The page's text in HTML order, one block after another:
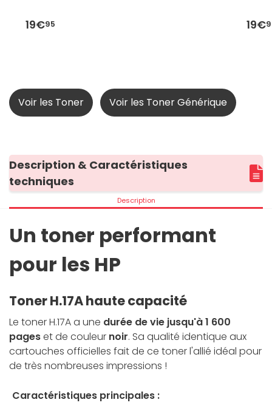
19€95 19€
Voir les Toner Voir les Toner Générique
Description & Caractéristiques
techniques
Description
Un toner performant
pour les HP
Toner H.17A haute capacité
Le toner H.17A a une durée de vie jusqu'à 1 600
pageset de couleur noir. Sa qualité identique aux
cartouches officielles fait de ce toner l'allié idéal pour
de très nombreuses impressions !
Caractéristiques principales :